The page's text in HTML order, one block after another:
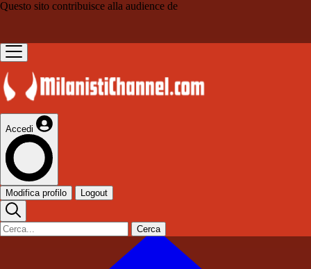
Questo sito contribuisce alla audience de
Accedi
Modifica profilo Logout
Cerca